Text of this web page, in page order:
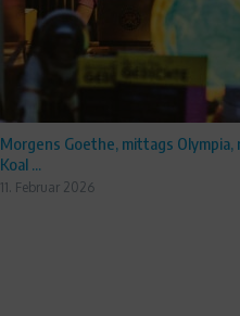
Morgens Goethe, mittags
Koal ...
11. Februar 2026